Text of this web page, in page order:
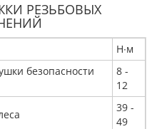
РЕЗЬБОВЫХ
Н∙м
безопасности
8 -
12
39 -
49